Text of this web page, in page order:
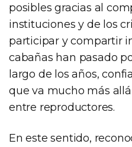
posibles gracias al
instituciones y de los
participar y compartir
cabañas han pasado
largo de los años,
que va mucho más
entre reproductores.
En este sentido,